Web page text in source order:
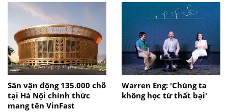
Sân vận động 135.000 chỗ
tại Hà Nội chính thức
mang tên VinFast
Warren Eng: 'Chúng ta
không học từ thất bại'